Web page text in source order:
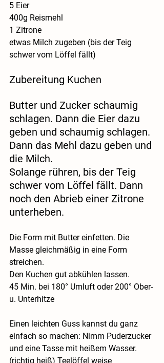
5 Eier
400g Reismehl
1 Zitrone
etwas Milch zugeben (bis der Teig
schwer vom Löffel fällt)
Zubereitung Kuchen
Butter und Zucker schaumig
schlagen. Dann die Eier dazu
geben und schaumig schlagen.
Dann das Mehl dazu geben und
die Milch.
Solange rühren, bis der Teig
schwer vom Löffel fällt. Dann
noch den Abrieb einer Zitrone
unterheben.
Die Form mit Butter einfetten. Die
Masse gleichmäßig in eine Form
streichen.
Den Kuchen gut abkühlen lassen.
45 Min. bei 180° Umluft oder 200° Ober-
u. Unterhitze
Einen leichten Guss kannst du ganz
einfach so machen: Nimm Puderzucker
und eine Tasse mit heißem Wasser.
(richtig heiß) Teelöffel weise